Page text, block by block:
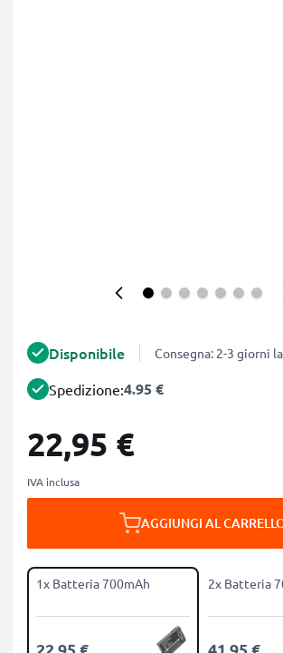
Disponibile Consegna: 2-3 giorni
Spedizione:4.95 €
22,95 €
IVA inclusa
AGGIUNGI AL
1x Batteria 700mAh 2x Batteria